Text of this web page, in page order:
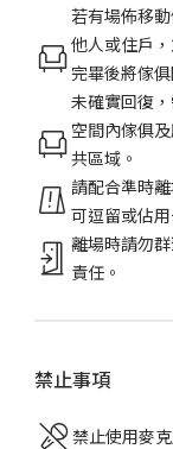
若有場佈移
他人或住戶
完畢後將傢
未確實回復
空間內傢俱
共區域。
請配合準時
可逗留或佔
離場時請勿
責任。
禁止事項
禁止使用麥